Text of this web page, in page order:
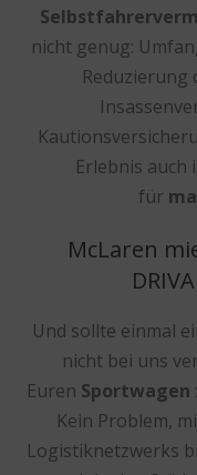
nicht genug:
Reduzierung
Erlebnis auch
für
McLaren
Und sollte einmal
nicht bei uns
Euren Sportwagen
Kein Problem,
Logistiknetzwerks